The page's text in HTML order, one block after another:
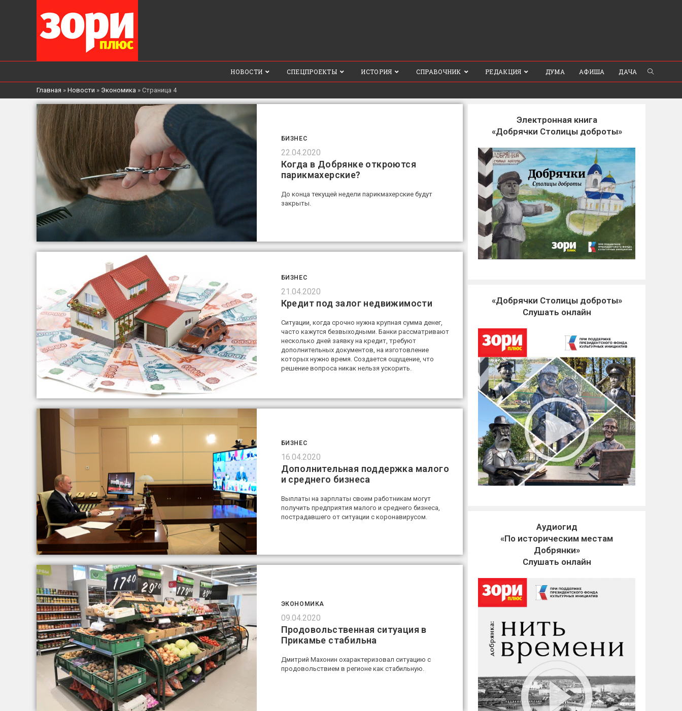
НОВОСТИ СПЕЦПРОЕКТЫ ИСТОРИЯ СПРАВОЧНИК РЕДАКЦИЯ ДУМА АФИША ДАЧА
Главная » Новости » Экономика » Страница 4
БИЗНЕС
22.04.2020
Когда в Добрянке откроются
парикмахерские?
До конца текущей недели парикмахерские будут
закрыты.
БИЗНЕС
21.04.2020
Кредит под залог недвижимости
Ситуации, когда срочно нужна крупная сумма денег,
часто кажутся безвыходными. Банки рассматривают
несколько дней заявку на кредит, требуют
дополнительных документов, на изготовление
которых нужно время. Создается ощущение, что
решение вопроса никак нельзя ускорить.
БИЗНЕС
16.04.2020
Дополнительная поддержка малого
и среднего бизнеса
Выплаты на зарплаты своим работникам могут
получить предприятия малого и среднего бизнеса,
пострадавшего от ситуации с коронавирусом.
ЭКОНОМИКА
09.04.2020
Продовольственная ситуация в
Прикамье стабильна
Дмитрий Махонин охарактеризовал ситуацию с
продовольствием в регионе как стабильную.
Электронная книга
«Добрячки Столицы доброты»
«Добрячки Столицы доброты»
Слушать онлайн
Аудиогид
«По историческим местам
Добрянки»
Слушать онлайн